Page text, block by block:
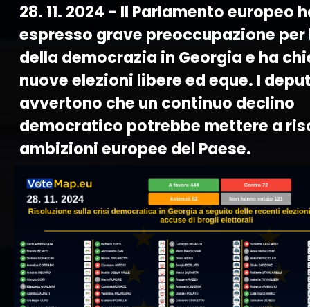
28. 11. 2024 - Il Parlamento europeo
espresso grave preoccupazione
della democrazia in Georgia e ha
nuove elezioni libere ed eque. I
avvertono che un continuo declino
democratico potrebbe mettere a
ambizioni europee del Paese.